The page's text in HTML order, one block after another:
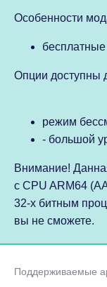
Особенности
бесплатные
Опции доступны
режим
- большой
Внимание!
с CPU ARM64
32-х битным
вы не сможете.
Поддерживаемые